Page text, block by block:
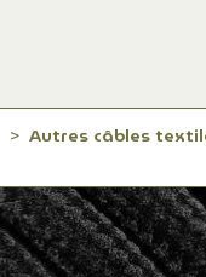
Autres câbles